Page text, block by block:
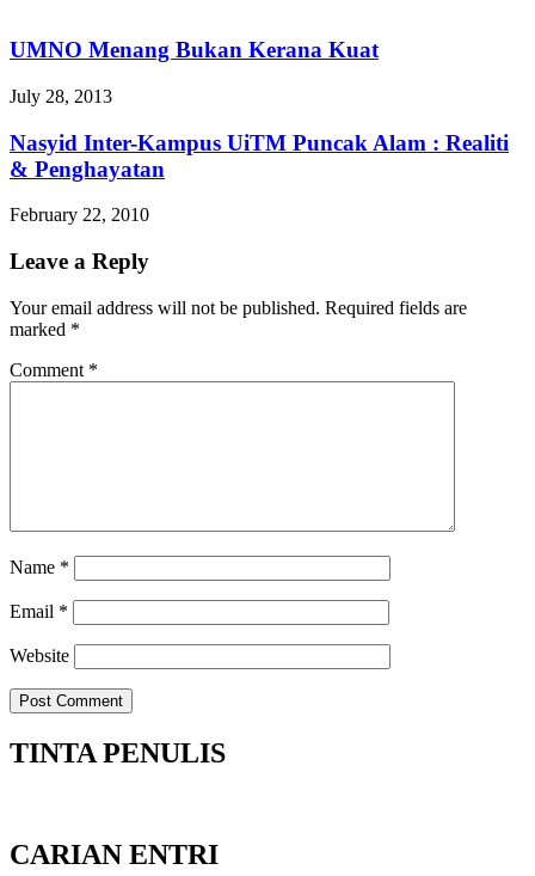
UMNO Menang Bukan Kerana Kuat
July 28, 2013
Nasyid Inter-Kampus UiTM Puncak Alam : Realiti
& Penghayatan
February 22, 2010
Leave a Reply
Your email address will not be published. Required fields are
marked *
Comment *
Name *
Email *
Website
TINTA PENULIS
CARIAN ENTRI